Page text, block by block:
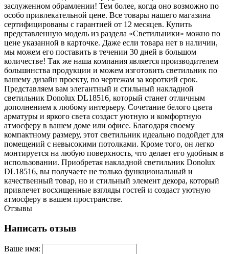
заслуженном обрамлении! Тем более, когда оно возможно по
особо привлекательной цене. Все товары нашего магазина
сертифицированы с гарантией от 12 месяцев. Купить
представленную модель из раздела «Светильники» можно по
цене указанной в карточке. Даже если товара нет в наличии,
мы можем его поставить в течении 30 дней в большом
количестве! Так же наша компания является производителем
большинства продукции и можем изготовить светильник по
вашему дизайн проекту, по чертежам за короткий срок.
Представляем вам элегантный и стильный накладной
светильник Donolux DL18516, который станет отличным
дополнением к любому интерьеру. Сочетание белого цвета
арматуры и яркого света создаст уютную и комфортную
атмосферу в вашем доме или офисе. Благодаря своему
компактному размеру, этот светильник идеально подойдет для
помещений с невысокими потолками. Кроме того, он легко
монтируется на любую поверхность, что делает его удобным в
использовании. Приобретая накладной светильник Donolux
DL18516, вы получаете не только функциональный и
качественный товар, но и стильный элемент декора, который
привлечет восхищенные взгляды гостей и создаст уютную
атмосферу в вашем пространстве.
Отзывы
Написать отзыв
Ваше имя: